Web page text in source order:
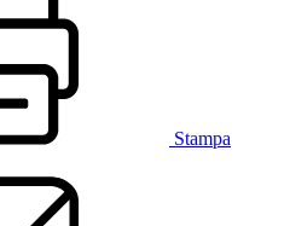
Stampa